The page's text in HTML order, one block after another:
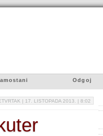
Odgoj
| 17. LISTOPADA 2013. | 8:02